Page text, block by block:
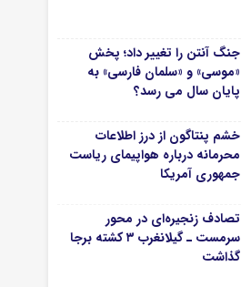
جنگ آنتن را تغییر داد؛ پخش
«موسی» و «سلمان فارسی» به
پایان سال می رسد؟
خشم پنتاگون از درز اطلاعات
محرمانه درباره هواپیمای ریاست
جمهوری آمریکا
تصادف زنجیره‌ای در محور
سرمست ـ گیلانغرب ۳ کشته برجا
گذاشت